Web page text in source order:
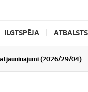
ILGTSPĒJA ATBALSTS
atjauninājumi (2026/29/04)